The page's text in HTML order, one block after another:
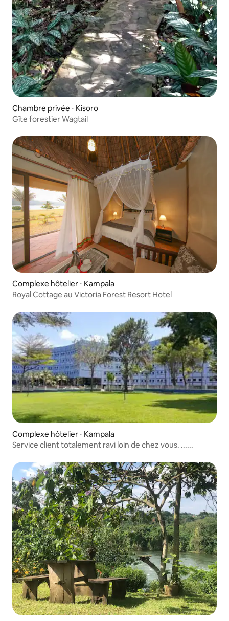
Chambre privée ⋅ Kisoro
Gîte forestier Wagtail
Complexe hôtelier ⋅ Kampala
Royal Cottage au Victoria Forest Resort Hotel
Complexe hôtelier ⋅ Kampala
Service client totalement ravi loin de chez vous. ......